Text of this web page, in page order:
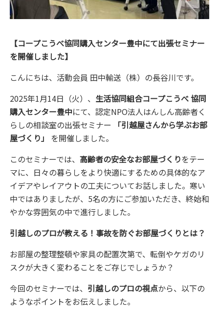
【コープこうべ協同購入センター豊中にて出張セミナー
を開催しました】
こんにちは、活動会員 田中輸送（株）の長谷川です。
2025年1月14日（火）、 生活協同組合コープこうべ 協同
購入センター豊中にて、認定NPO法人はんしん高齢者く
らしの相談室の出張セミナー
「引越屋さんから学ぶお部
屋づくり」
を開催しました。
このセミナーでは、 高齢者の安全なお部屋づくりをテー
マに、日々の暮らしをより快適にするための具体的なア
イデアやレイアウトの工夫についてお話しました。寒い
中ではありましたが、5名の方にご参加いただき、終始和
やかな雰囲気の中で進行しました。
引越しのプロが教える！事故を防ぐお部屋づくりとは？
お部屋の整理整頓や家具の配置次第で、転倒やケガのリ
スクが大きく変わることをご存じでしょうか？
今回のセミナーでは、 引越しのプロの視点から、以下の
ようなポイントをお伝えしました。